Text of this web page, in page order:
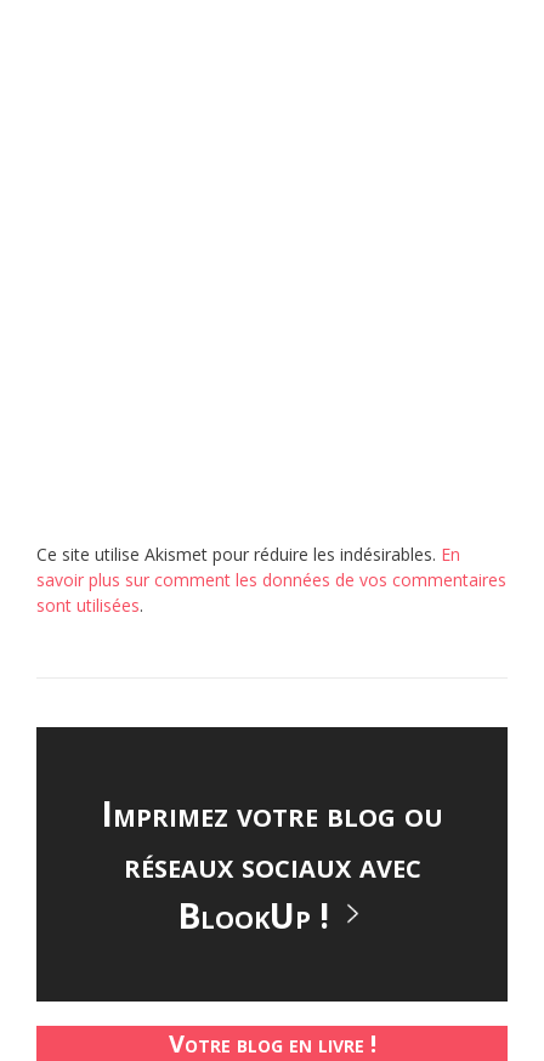
Ce site utilise Akismet pour réduire les indésirables. En
savoir plus sur comment les données de vos commentaires
sont utilisées.
Imprimez votre blog ou
réseaux sociaux avec
BlookUp !
Votre blog en livre !